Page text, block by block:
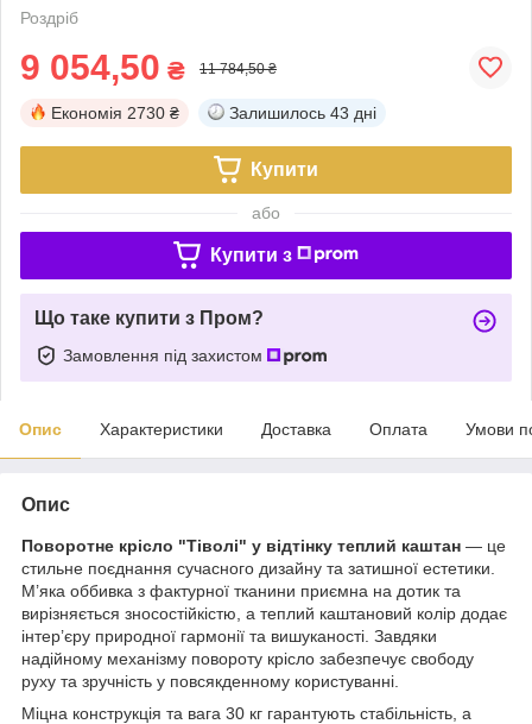
Роздріб
9 054,50 ₴ 11 784,50 ₴
Економія 2730 ₴ Залишилось 43 дні
Купити
або
Купити з
Що таке купити з Пром?
Замовлення під захистом
Опис Характеристики Доставка Оплата Умови
Опис
Поворотне крісло "Тіволі" у відтінку теплий каштан — це
стильне поєднання сучасного дизайну та затишної естетики.
М’яка оббивка з фактурної тканини приємна на дотик та
вирізняється зносостійкістю, а теплий каштановий колір додає
інтер’єру природної гармонії та вишуканості. Завдяки
надійному механізму повороту крісло забезпечує свободу
руху та зручність у повсякденному користуванні.
Міцна конструкція та вага 30 кг гарантують стабільність, а